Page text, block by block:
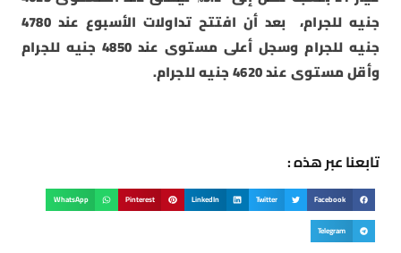
جنيه للجرام، بعد أن افتتح تداولات الأسبوع عند 4780
جنيه للجرام وسجل أعلى مستوى عند 4850 جنيه للجرام
وأقل مستوى عند 4620 جنيه للجرام.
تابعنا عبر هذه :
Facebook
Twitter
LinkedIn
Pinterest
WhatsApp
Telegram